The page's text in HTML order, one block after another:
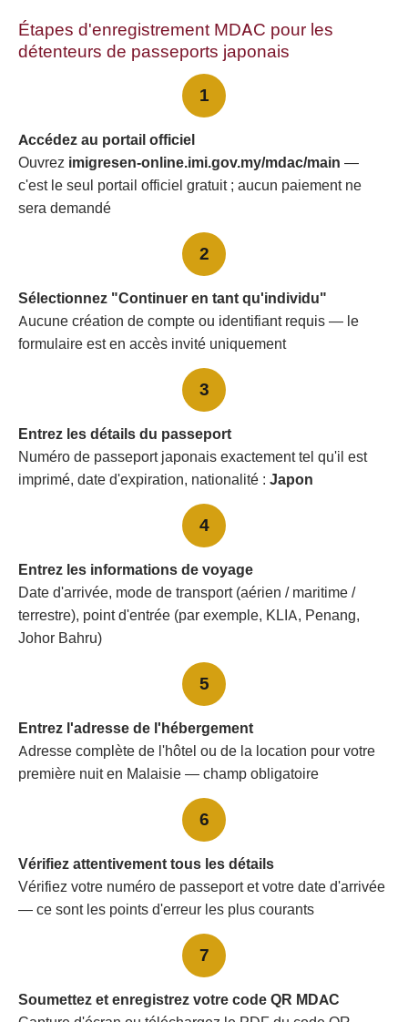
Étapes d'enregistrement MDAC pour les
détenteurs de passeports japonais
1
Accédez au portail officiel
Ouvrez imigresen-online.imi.gov.my/mdac/main —
c'est le seul portail officiel gratuit ; aucun paiement ne
sera demandé
2
Sélectionnez "Continuer en tant qu'individu"
Aucune création de compte ou identifiant requis — le
formulaire est en accès invité uniquement
3
Entrez les détails du passeport
Numéro de passeport japonais exactement tel qu'il est
imprimé, date d'expiration, nationalité : Japon
4
Entrez les informations de voyage
Date d'arrivée, mode de transport (aérien / maritime /
terrestre), point d'entrée (par exemple, KLIA, Penang,
Johor Bahru)
5
Entrez l'adresse de l'hébergement
Adresse complète de l'hôtel ou de la location pour votre
première nuit en Malaisie — champ obligatoire
6
Vérifiez attentivement tous les détails
Vérifiez votre numéro de passeport et votre date d'arrivée
— ce sont les points d'erreur les plus courants
7
Soumettez et enregistrez votre code QR MDAC